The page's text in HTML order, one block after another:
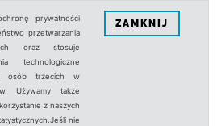
prywatności
przetwarzania
oraz stosuje
technologiczne
osób trzecich w
Używamy także
z naszych
nie
ZAMKNIJ